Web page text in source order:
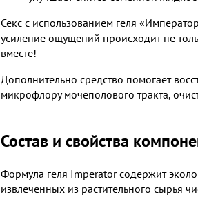
Секс с использованием геля
усиление ощущений происходит не
вместе!
Дополнительно средство помогает
микрофлору мочеполового тракта,
Состав и свойства
Формула геля Imperator содержит
извлеченных из растительного сырья